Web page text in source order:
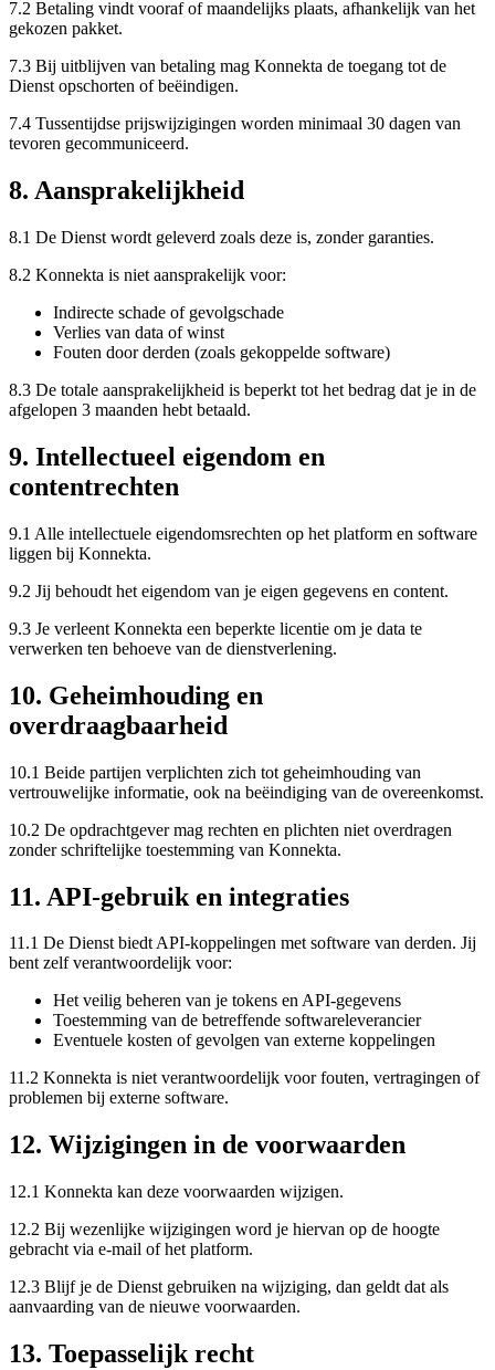
7.2 Betaling vindt vooraf of maandelijks plaats, afhankelijk van het
gekozen pakket.
7.3 Bij uitblijven van betaling mag Konnekta de toegang tot de
Dienst opschorten of beëindigen.
7.4 Tussentijdse prijswijzigingen worden minimaal 30 dagen van
tevoren gecommuniceerd.
8. Aansprakelijkheid
8.1 De Dienst wordt geleverd zoals deze is, zonder garanties.
8.2 Konnekta is niet aansprakelijk voor:
Indirecte schade of gevolgschade
Verlies van data of winst
Fouten door derden (zoals gekoppelde software)
8.3 De totale aansprakelijkheid is beperkt tot het bedrag dat je in de
afgelopen 3 maanden hebt betaald.
9. Intellectueel eigendom en
contentrechten
9.1 Alle intellectuele eigendomsrechten op het platform en software
liggen bij Konnekta.
9.2 Jij behoudt het eigendom van je eigen gegevens en content.
9.3 Je verleent Konnekta een beperkte licentie om je data te
verwerken ten behoeve van de dienstverlening.
10. Geheimhouding en
overdraagbaarheid
10.1 Beide partijen verplichten zich tot geheimhouding van
vertrouwelijke informatie, ook na beëindiging van de overeenkomst.
10.2 De opdrachtgever mag rechten en plichten niet overdragen
zonder schriftelijke toestemming van Konnekta.
11. API-gebruik en integraties
11.1 De Dienst biedt API-koppelingen met software van derden. Jij
bent zelf verantwoordelijk voor:
Het veilig beheren van je tokens en API-gegevens
Toestemming van de betreffende softwareleverancier
Eventuele kosten of gevolgen van externe koppelingen
11.2 Konnekta is niet verantwoordelijk voor fouten, vertragingen of
problemen bij externe software.
12. Wijzigingen in de voorwaarden
12.1 Konnekta kan deze voorwaarden wijzigen.
12.2 Bij wezenlijke wijzigingen word je hiervan op de hoogte
gebracht via e-mail of het platform.
12.3 Blijf je de Dienst gebruiken na wijziging, dan geldt dat als
aanvaarding van de nieuwe voorwaarden.
13. Toepasselijk recht